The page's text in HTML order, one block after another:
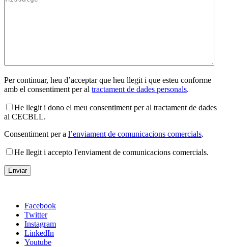
Per continuar, heu d’acceptar que heu llegit i que esteu conforme
amb el consentiment per al tractament de dades personals.
He llegit i dono el meu consentiment per al tractament de dades
al CECBLL.
Consentiment per a l’enviament de comunicacions comercials.
He llegit i accepto l'enviament de comunicacions comercials.
Facebook
Twitter
Instagram
LinkedIn
Youtube